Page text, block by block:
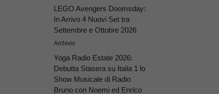
LEGO Avengers Doomsday:
In Arrivo 4 Nuovi Set tra
Settembre e Ottobre 2026
Archivio
Yoga Radio Estate 2026:
Debutta Stasera su Italia 1 lo
Show Musicale di Radio
Bruno con Noemi ed Enrico